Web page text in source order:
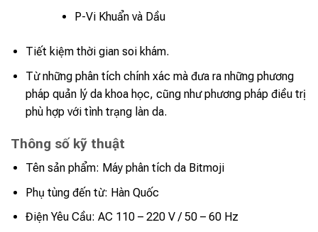
P-Vi Khuẩn và Dầu
Tiết kiệm thời gian soi khám.
Từ những phân tích chính xác mà đưa ra những phương
pháp quản lý da khoa học, cũng như phương pháp điều trị
phù hợp với tình trạng làn da.
Thông số kỹ thuật
Tên sản phẩm: Máy phân tích da Bitmoji
Phụ tùng đến từ: Hàn Quốc
Điện Yêu Cầu: AC 110 – 220 V / 50 – 60 Hz